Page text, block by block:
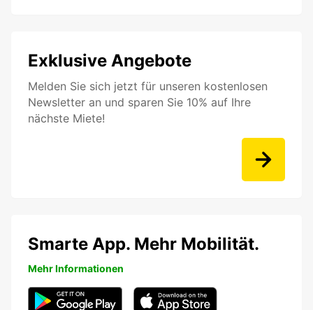
Exklusive Angebote
Melden Sie sich jetzt für unseren kostenlosen
Newsletter an und sparen Sie 10% auf Ihre
nächste Miete!
Smarte App. Mehr Mobilität.
Mehr Informationen